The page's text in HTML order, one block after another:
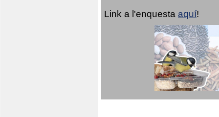
Link a l'enquesta aquí!